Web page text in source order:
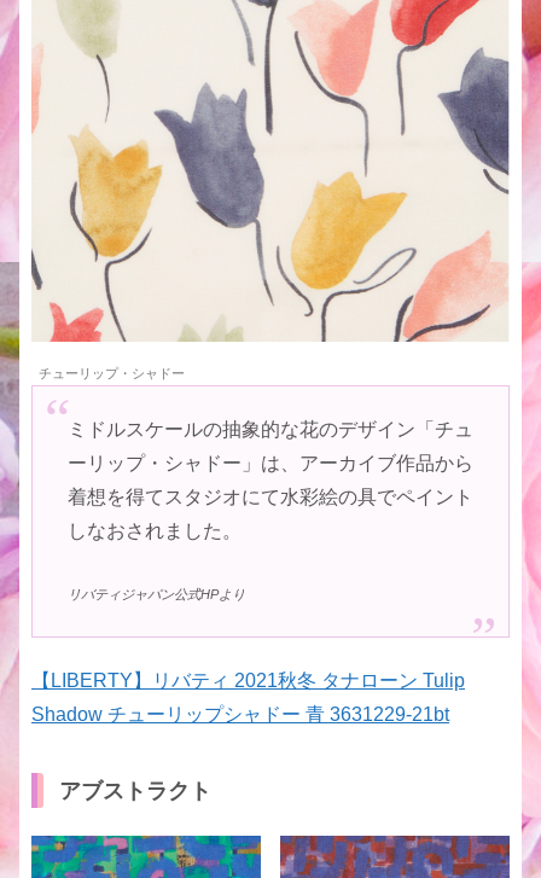
チューリップ・シャドー
ミドルスケールの抽象的な花のデザイン「チュ
ーリップ・シャドー」は、アーカイブ作品から
着想を得てスタジオにて水彩絵の具でペイント
しなおされました。
リバティジャパン公式HPより
【LIBERTY】リバティ 2021秋冬 タナローン Tulip
Shadow チューリップシャドー 青 3631229-21bt
アブストラクト